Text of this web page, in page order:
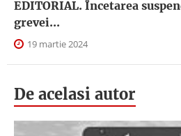
EDITORIAL. Încetarea
grevei...
19 martie 2024
De acelasi autor